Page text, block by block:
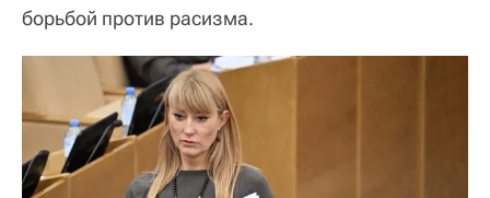
борьбой против расизма.